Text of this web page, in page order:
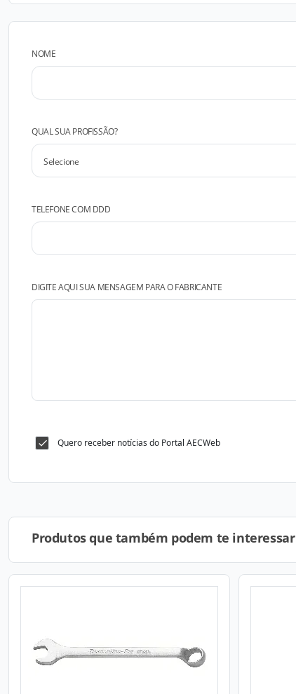
NOME
QUAL SUA PROFISSÃO?
TELEFONE COM DDD
DIGITE AQUI SUA MENSAGEM PARA O FABRICANTE
Quero receber notícias do Portal AECWeb
Produtos que também podem te interessar